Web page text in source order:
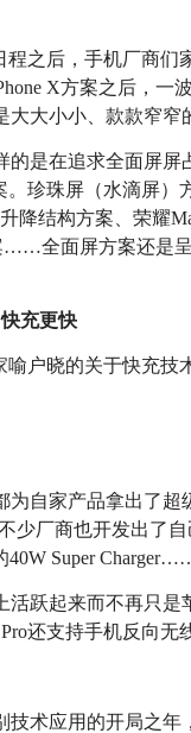
之后，手机厂商们
X方案之后，一
大小小、款款窄窄
的是在追求全面屏
。珍珠屏（水滴屏
降结构方案、荣耀
……全面屏方案还是
充更快
户晓的关于快充技
自家产品拿出了超
少厂商也开发出了
40W Super
跃起来而不再只是
还支持手机反向无
技术应用的开局之